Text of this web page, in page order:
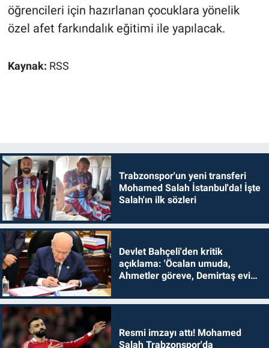
öğrencileri için hazırlanan çocuklara yönelik
özel afet farkındalık eğitimi ile yapılacak.
Kaynak: RSS
Trabzonspor'un yeni transferi
Mohamed Salah İstanbul'da! İşte
Salah'ın ilk sözleri
Devlet Bahçeli'den kritik
açıklama: 'Öcalan umuda,
Ahmetler göreve, Demirtaş evine
Resmi imzayı attı! Mohamed
Salah Trabzonspor'da